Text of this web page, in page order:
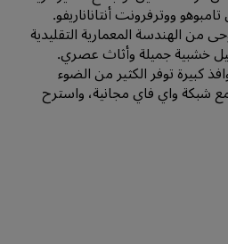
ووترفرونت أنتاناناريفو.
من الهندسة المعمارية التقليدية
خشبية جميلة وأثاث عصري.
كبيرة توفر الكثير من الضوء
شبكة واي فاي مجانية، واسترح